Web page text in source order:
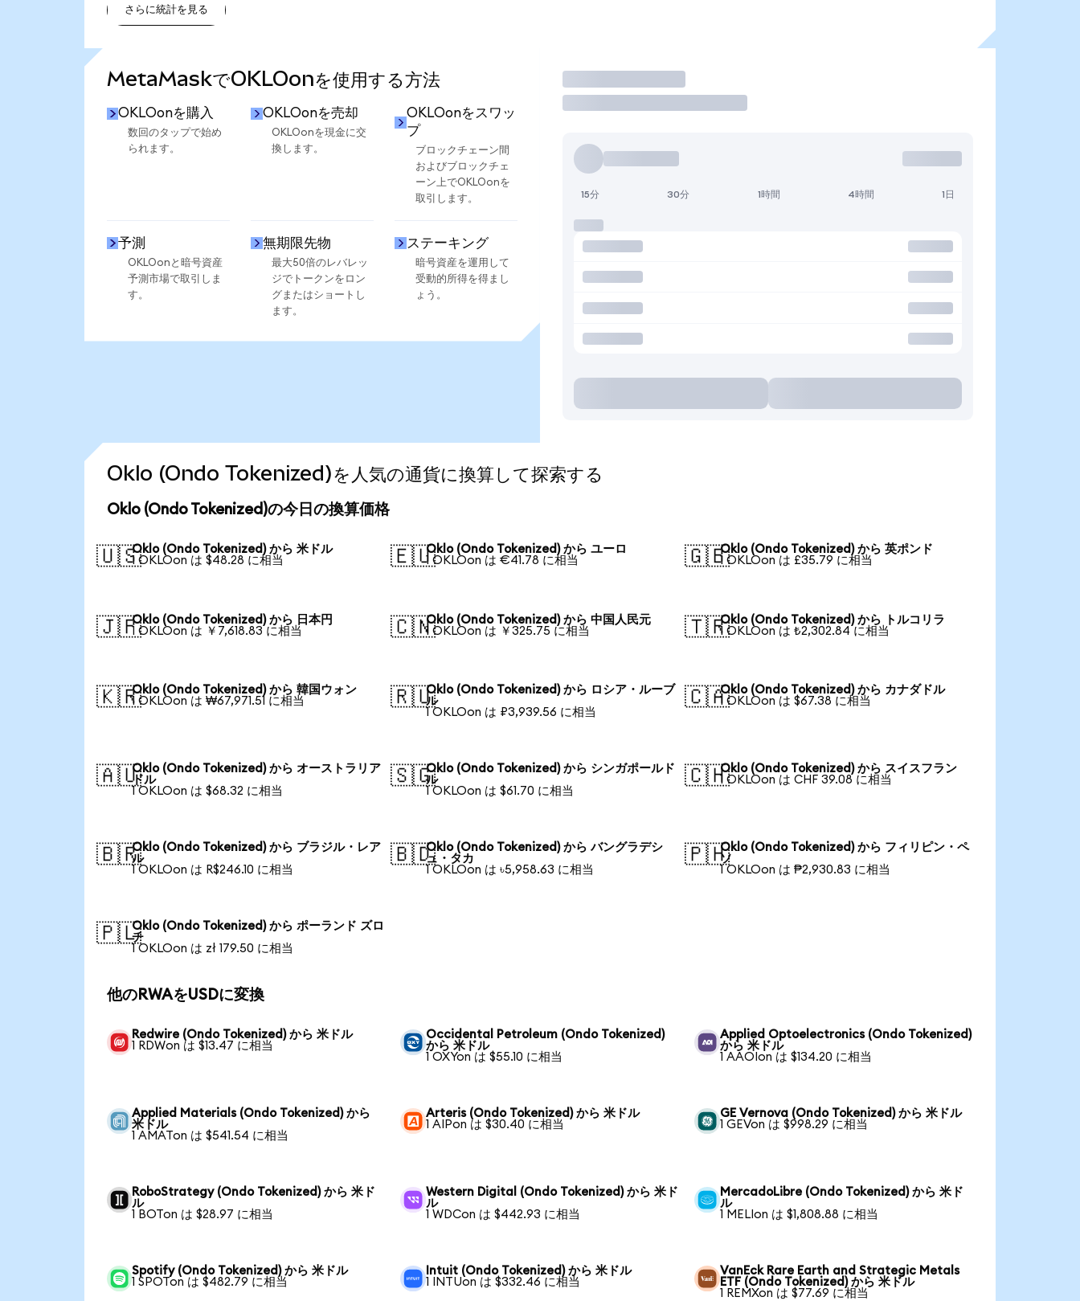
さらに統計を見る
MetaMaskでOKLOonを使用する方法
OKLOonを購入
数回のタップで始め
られます。
OKLOonを売却
OKLOonを現金に交
換します。
OKLOonをスワッ
プ
ブロックチェーン間
およびブロックチェ
ーン上でOKLOonを
取引します。
予測
OKLOonと暗号資産
予測市場で取引しま
す。
無期限先物
最大50倍のレバレッ
ジでトークンをロン
グまたはショートし
ます。
ステーキング
暗号資産を運用して
受動的所得を得まし
ょう。
取引
15分 30分 1時間 4時間 1日
Oklo (Ondo Tokenized)を人気の通貨に換算して探索する
Oklo (Ondo Tokenized)の今日の換算価格
🇺🇸Oklo (Ondo Tokenized) から 米ドル
1 OKLOon は $48.28 に相当
🇪🇺Oklo (Ondo Tokenized) から ユーロ
1 OKLOon は €41.78 に相当
🇬🇧Oklo (Ondo Tokenized) から 英ポンド
1 OKLOon は £35.79 に相当
🇯🇵Oklo (Ondo Tokenized) から 日本円
1 OKLOon は ￥7,618.83 に相当
🇨🇳Oklo (Ondo Tokenized) から 中国人民元
1 OKLOon は ￥325.75 に相当
🇹🇷Oklo (Ondo Tokenized) から トルコリラ
1 OKLOon は ₺2,302.84 に相当
🇰🇷Oklo (Ondo Tokenized) から 韓国ウォン
1 OKLOon は ₩67,971.51 に相当
🇷🇺Oklo (Ondo Tokenized) から ロシア・ルーブ
ル
1 OKLOon は ₽3,939.56 に相当
🇨🇦Oklo (Ondo Tokenized) から カナダドル
1 OKLOon は $67.38 に相当
🇦🇺Oklo (Ondo Tokenized) から オーストラリア
ドル
1 OKLOon は $68.32 に相当
🇸🇬Oklo (Ondo Tokenized) から シンガポールド
ル
1 OKLOon は $61.70 に相当
🇨🇭Oklo (Ondo Tokenized) から スイスフラン
1 OKLOon は CHF 39.08 に相当
🇧🇷Oklo (Ondo Tokenized) から ブラジル・レア
ル
1 OKLOon は R$246.10 に相当
🇧🇩Oklo (Ondo Tokenized) から バングラデシ
ュ・タカ
1 OKLOon は ৳5,958.63 に相当
🇵🇭Oklo (Ondo Tokenized) から フィリピン・ペ
ソ
1 OKLOon は ₱2,930.83 に相当
🇵🇱Oklo (Ondo Tokenized) から ポーランド ズロ
チ
1 OKLOon は zł 179.50 に相当
他のRWAをUSDに変換
Redwire (Ondo Tokenized) から 米ドル
1 RDWon は $13.47 に相当
Occidental Petroleum (Ondo Tokenized)
から 米ドル
1 OXYon は $55.10 に相当
Applied Optoelectronics (Ondo Tokenized)
から 米ドル
1 AAOIon は $134.20 に相当
Applied Materials (Ondo Tokenized) から
米ドル
1 AMATon は $541.54 に相当
Arteris (Ondo Tokenized) から 米ドル
1 AIPon は $30.40 に相当
GE Vernova (Ondo Tokenized) から 米ドル
1 GEVon は $998.29 に相当
RoboStrategy (Ondo Tokenized) から 米ド
ル
1 BOTon は $28.97 に相当
Western Digital (Ondo Tokenized) から 米ド
ル
1 WDCon は $442.93 に相当
MercadoLibre (Ondo Tokenized) から 米ド
ル
1 MELIon は $1,808.88 に相当
Spotify (Ondo Tokenized) から 米ドル
1 SPOTon は $482.79 に相当
Intuit (Ondo Tokenized) から 米ドル
1 INTUon は $332.46 に相当
VanEck Rare Earth and Strategic Metals
ETF (Ondo Tokenized) から 米ドル
1 REMXon は $77.69 に相当